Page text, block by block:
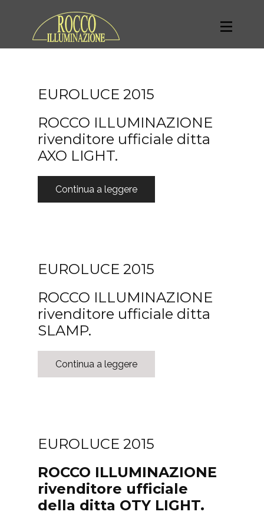
EUROLUCE 2015
ROCCO ILLUMINAZIONE
rivenditore ufficiale ditta
AXO LIGHT.
Continua a leggere
EUROLUCE 2015
ROCCO ILLUMINAZIONE
rivenditore ufficiale ditta
SLAMP.
Continua a leggere
EUROLUCE 2015
ROCCO ILLUMINAZIONE
rivenditore ufficiale
della ditta OTY LIGHT.